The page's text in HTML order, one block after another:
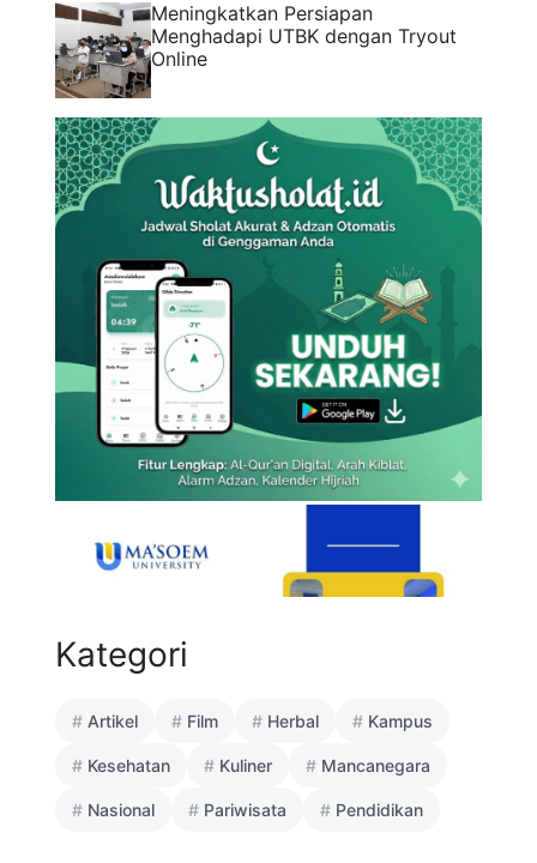
Meningkatkan Persiapan
Menghadapi UTBK dengan Tryout
Online
Kategori
Artikel Film Herbal Kampus
Kesehatan Kuliner Mancanegara
Nasional Pariwisata Pendidikan